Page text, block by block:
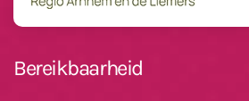
Bereikbaarheid